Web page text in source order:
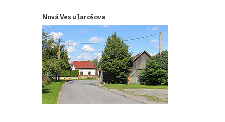
Nová Ves u Jarošova